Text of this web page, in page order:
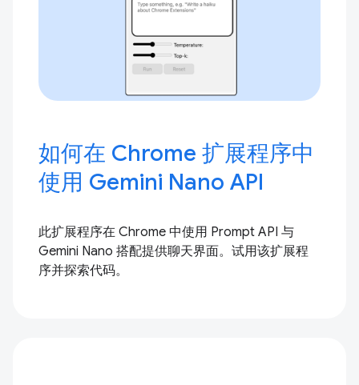
如何在 Chrome 扩展程序中
使用 Gemini Nano API
此扩展程序在 Chrome 中使用 Prompt API 与
Gemini Nano 搭配提供聊天界面。试用该扩展程
序并探索代码。